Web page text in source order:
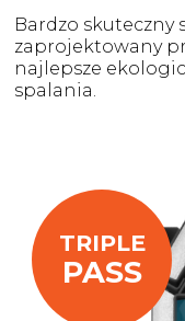
Bardzo skuteczny
zaprojektowany
najlepsze
spalania.
TRIPLE
PASS